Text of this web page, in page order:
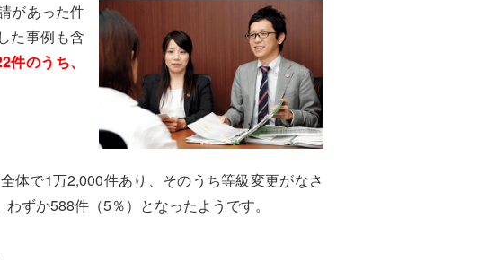
があった件
た事例も含
のうち、
体で1万2,000件あり、そのうち等級変更がなさ
ずか588件（5％）となったようです。